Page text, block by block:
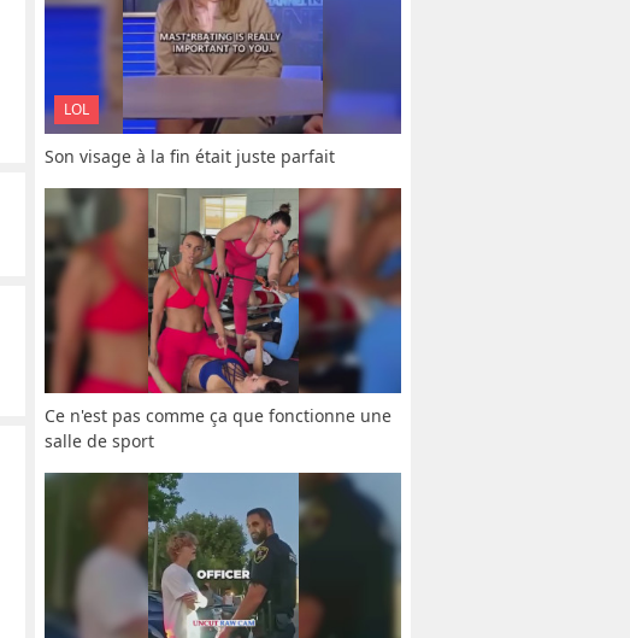
LOL
Son visage à la fin était juste parfait
Ce n'est pas comme ça que fonctionne une
salle de sport